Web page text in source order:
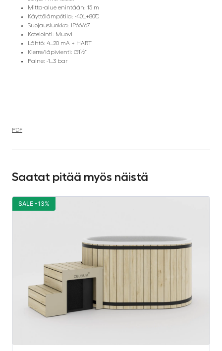
Mitta-alue enintään: 15 m
Käyttölämpötila: -40˚…+80˚C
Suojausluokka: IP66/67
Kotelointi: Muovi
Lähtö: 4…20 mA + HART
Kierre/läpivienti: G1½”
Paine: -1…3 bar
PDF
Saatat pitää myös näistä
SALE -13%